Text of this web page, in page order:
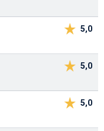
5,0
5,0
5,0